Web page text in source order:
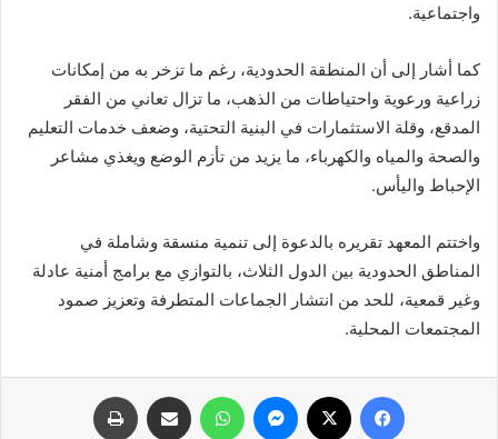
واجتماعية.
كما أشار إلى أن المنطقة الحدودية، رغم ما تزخر به من إمكانات
زراعية ورعوية واحتياطات من الذهب، ما تزال تعاني من الفقر
المدقع، وقلة الاستثمارات في البنية التحتية، وضعف خدمات التعليم
والصحة والمياه والكهرباء، ما يزيد من تأزم الوضع ويغذي مشاعر
الإحباط واليأس.
واختتم المعهد تقريره بالدعوة إلى تنمية منسقة وشاملة في
المناطق الحدودية بين الدول الثلاث، بالتوازي مع برامج أمنية عادلة
وغير قمعية، للحد من انتشار الجماعات المتطرفة وتعزيز صمود
المجتمعات المحلية.
فيسبوك ماسنجر واتساب مشاركة عبر البريد